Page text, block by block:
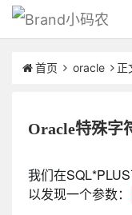
小码农
首页 oracle 正
Oracle特殊字
我们在
以发现一个参数：